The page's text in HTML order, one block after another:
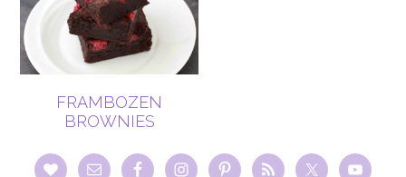
FRAMBOZEN
BROWNIES